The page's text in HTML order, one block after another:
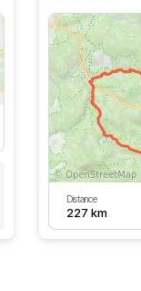
Distance
227 km